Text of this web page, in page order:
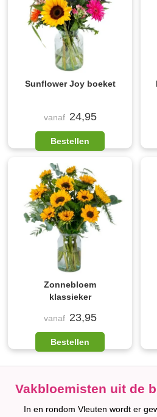
Sunflower Joy boeket
vanaf 24,95
Bestellen
Zonnebloem
klassieker
vanaf 23,95
Bestellen
Vakbloemisten uit de
In en rondom Vleuten wordt er